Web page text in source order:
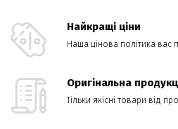
Найкращі ціни
Наша цінова політика вас
Оригінальна
Тільки якісні товари від